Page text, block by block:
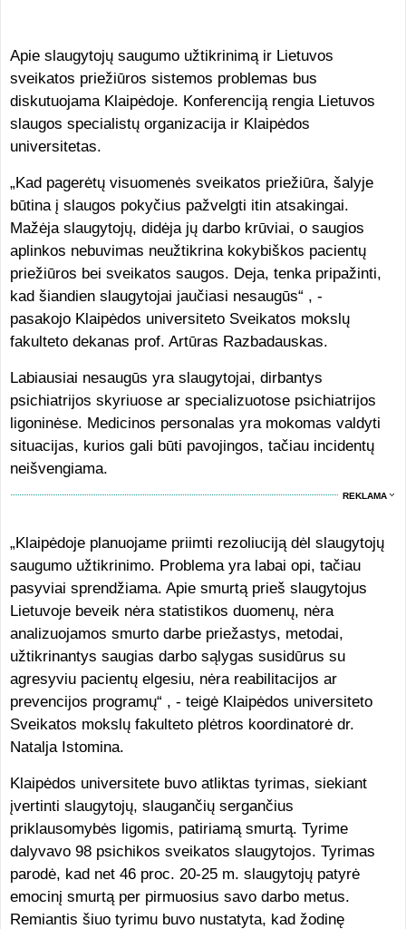
Apie slaugytojų saugumo užtikrinimą ir Lietuvos
sveikatos priežiūros sistemos problemas bus
diskutuojama Klaipėdoje. Konferenciją rengia Lietuvos
slaugos specialistų organizacija ir Klaipėdos
universitetas.
„Kad pagerėtų visuomenės sveikatos priežiūra, šalyje
būtina į slaugos pokyčius pažvelgti itin atsakingai.
Mažėja slaugytojų, didėja jų darbo krūviai, o saugios
aplinkos nebuvimas neužtikrina kokybiškos pacientų
priežiūros bei sveikatos saugos. Deja, tenka pripažinti,
kad šiandien slaugytojai jaučiasi nesaugūs“ , -
pasakojo Klaipėdos universiteto Sveikatos mokslų
fakulteto dekanas prof. Artūras Razbadauskas.
Labiausiai nesaugūs yra slaugytojai, dirbantys
psichiatrijos skyriuose ar specializuotose psichiatrijos
ligoninėse. Medicinos personalas yra mokomas valdyti
situacijas, kurios gali būti pavojingos, tačiau incidentų
neišvengiama.
REKLAMA
„Klaipėdoje planuojame priimti rezoliuciją dėl slaugytojų
saugumo užtikrinimo. Problema yra labai opi, tačiau
pasyviai sprendžiama. Apie smurtą prieš slaugytojus
Lietuvoje beveik nėra statistikos duomenų, nėra
analizuojamos smurto darbe priežastys, metodai,
užtikrinantys saugias darbo sąlygas susidūrus su
agresyviu pacientų elgesiu, nėra reabilitacijos ar
prevencijos programų“ , - teigė Klaipėdos universiteto
Sveikatos mokslų fakulteto plėtros koordinatorė dr.
Natalja Istomina.
Klaipėdos universitete buvo atliktas tyrimas, siekiant
įvertinti slaugytojų, slaugančių sergančius
priklausomybės ligomis, patiriamą smurtą. Tyrime
dalyvavo 98 psichikos sveikatos slaugytojos. Tyrimas
parodė, kad net 46 proc. 20-25 m. slaugytojų patyrė
emocinį smurtą per pirmuosius savo darbo metus.
Remiantis šiuo tyrimu buvo nustatyta, kad žodinę